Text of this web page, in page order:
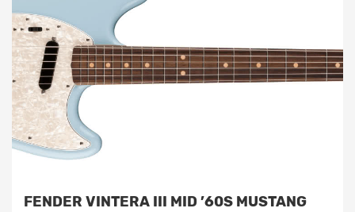
FENDER VINTERA III MID ’60S MUSTANG